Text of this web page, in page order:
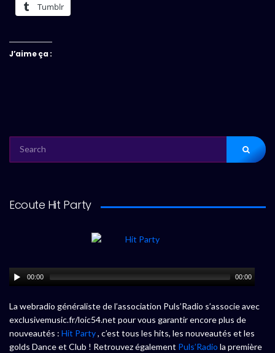
Tumblr
J’aime ça :
FOR:
Ecoute Hit Party
00:00 00:00
La webradio généraliste de l’association Puls’Radio s’associe avec
exclusivemusic.fr/loic54.net pour vous garantir encore plus de
nouveautés : Hit Party, c’est tous les hits, les nouveautés et les
golds Dance et Club ! Retrouvez également Puls’Radio la première